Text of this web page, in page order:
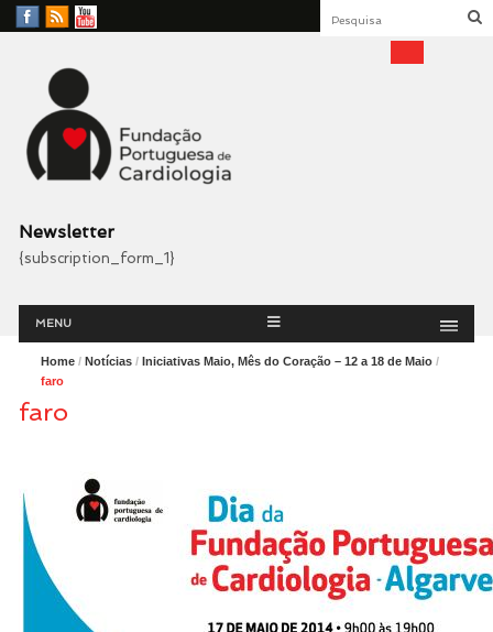
Facebook
RSS
YouTube
Fundação Portuguesa
Cardiologia
Newsletter
{subscription_form_1}
Menu
MENU
Home/ Notícias/ Iniciativas Maio, Mês do Coração – 12 a 18 de Maio/
faro
faro